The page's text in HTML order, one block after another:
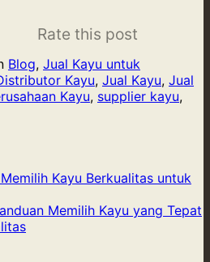
Rate this post
Blog, Jual Kayu untuk
Kayu, Jual Kayu, Jual
Kayu, supplier kayu,
Kayu Berkualitas untuk
Memilih Kayu yang Tepat